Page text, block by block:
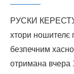
РУСКИ
хтори ношителє
безпечним
отримана